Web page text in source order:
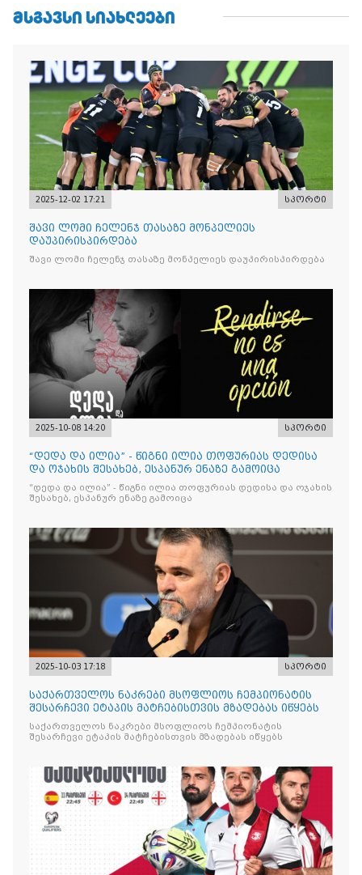
ᲛᲡᲒᲐᲕᲡᲘ ᲡᲘᲐᲮᲚᲔᲔᲑᲘ
2025-12-02 17:21 სპორტი
შავი ლომი ჩელენჯ თასაზე მონპელიეს
დაუპირისპირდება
შავი ლომი ჩელენჯ თასაზე მონპელიეს დაუპირისპირდება
2025-10-08 14:20 სპორტი
“დედა და ილია” - წიგნი ილია თოფურიას დედისა
და ოჯახის შესახებ, ესპანურ ენაზე გამოიცა
“დედა და ილია” - წიგნი ილია თოფურიას დედისა და ოჯახის
შესახებ, ესპანურ ენაზე გამოიცა
2025-10-03 17:18 სპორტი
საქართველოს ნაკრები მსოფლიოს ჩემპიონატის
შესარჩევი ეტაპის მატჩებისთვის მზადებას იწყებს
საქართველოს ნაკრები მსოფლიოს ჩემპიონატის
შესარჩევი ეტაპის მატჩებისთვის მზადებას იწყებს